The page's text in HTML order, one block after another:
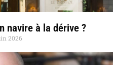
navire à la dérive ?
2026